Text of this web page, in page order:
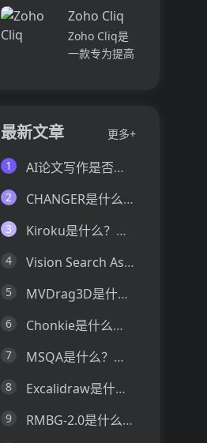
和内容集中在
队和岗位的参
与度,帮助管
理者明确团队
互动症结所
我们促进协
作，释放创意
卓越。加入我
量，释放你的
Pi...
Zoho Cliq
Zoho Cliq是
一款专为提高
团队成员、对
话和工作流集
中在一个地
方,实现无缝
连接。主要功
能包括:组
最新文章 更多+
1 AI论文写作是否靠谱？这6款论文AI写作神器真的可以让你效率翻倍
2 CHANGER是什么？一文让你看懂CHANGER的技术原理、主要功能、应用场景
3 Kiroku是什么？一文让你看懂Kiroku的技术原理、主要功能、应用场景
4 Vision Search Assistant是什么？一文让你看懂Vision Search Assistant的技术原理、主要功能、应用场景
5 MVDrag3D是什么？一文让你看懂MVDrag3D的技术原理、主要功能、应用场景
6 Chonkie是什么？一文让你看懂Chonkie的技术原理、主要功能、应用场景
7 MSQA是什么？一文让你看懂MSQA的技术原理、主要功能、应用场景
8 Excalidraw是什么？一文让你看懂Excalidraw的技术原理、主要功能、应用场景
9 RMBG-2.0是什么？一文让你看懂RMBG-2.0的技术原理、主要功能、应用场景